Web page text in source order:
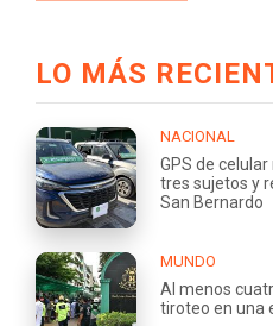
LO MÁS
NACIONAL
GPS de
tres sujetos y
San Bernardo
MUNDO
Al menos
tiroteo en una